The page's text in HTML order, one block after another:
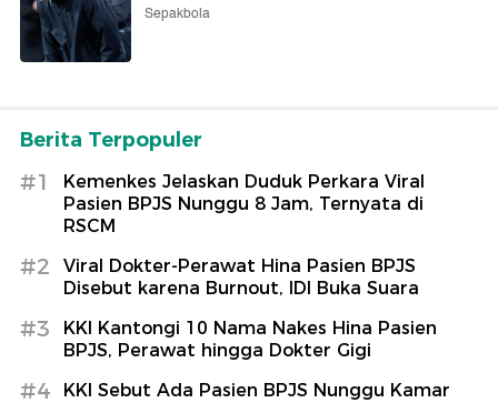
Sepakbola
Berita Terpopuler
#1
Kemenkes Jelaskan Duduk Perkara Viral
Pasien BPJS Nunggu 8 Jam, Ternyata di
RSCM
#2
Viral Dokter-Perawat Hina Pasien BPJS
Disebut karena Burnout, IDI Buka Suara
#3
KKI Kantongi 10 Nama Nakes Hina Pasien
BPJS, Perawat hingga Dokter Gigi
#4
KKI Sebut Ada Pasien BPJS Nunggu Kamar